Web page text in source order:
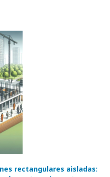
rectangulares aisladas: